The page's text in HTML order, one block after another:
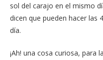
sol del carajo en el mismo
dicen que pueden hacer las
día.
¡Ah! una cosa curiosa, para